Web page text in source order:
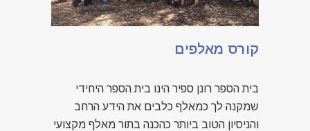
קורס מאלפים
בית הספר רונן ספיר הינו בית הספר היחידי
שמקנה לך כמאלף כלבים את הידע הרחב
והניסיון הטוב ביותר כהכנה בתור מאלף מקצועי